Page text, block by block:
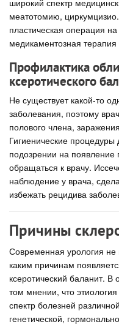
меатотомию,
пластическая операция
медикаментозная
Профилактика
ксеротического
Не существует какой-то
заболевания, поэтому
полового члена,
Гигиенические
подозрении на
обращаться к врачу.
наблюдение у врача,
избежать рецидива
Причины
Современная урология
каким причинам
ксеротический баланит.
том мнении, что
спектр болезней
генетической,